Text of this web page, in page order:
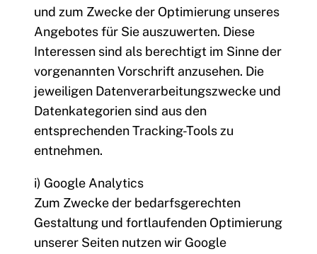
und zum Zwecke der Optimierung unseres
Angebotes für Sie auszuwerten. Diese
Interessen sind als berechtigt im Sinne der
vorgenannten Vorschrift anzusehen. Die
jeweiligen Datenverarbeitungszwecke und
Datenkategorien sind aus den
entsprechenden Tracking-Tools zu
entnehmen.
i) Google Analytics
Zum Zwecke der bedarfsgerechten
Gestaltung und fortlaufenden Optimierung
unserer Seiten nutzen wir Google